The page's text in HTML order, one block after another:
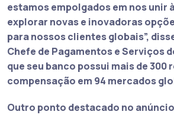
estamos empolgados em nos unir
explorar novas e inovadoras
para nossos clientes globais”,
Chefe de Pagamentos e Serviços
que seu banco possui mais de 300
compensação em 94 mercados
Outro ponto destacado no